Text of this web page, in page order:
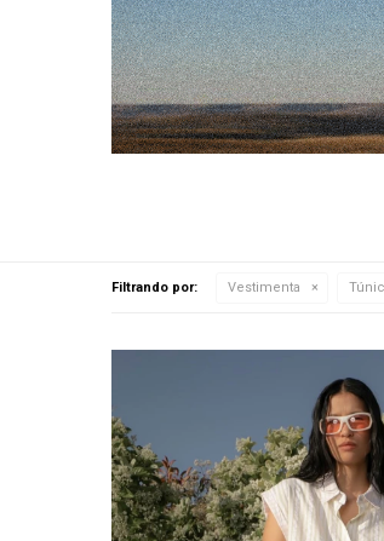
Filtrando por: Vestimenta